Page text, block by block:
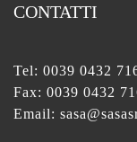
CONTATTI
Tel: 0039 0432
Fax: 0039 0432
Email: